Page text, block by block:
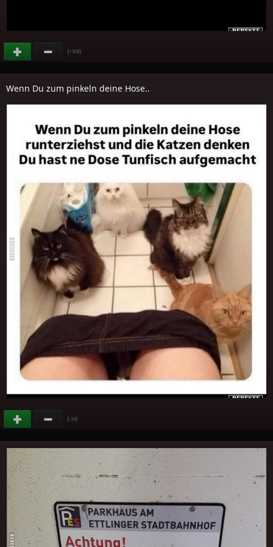
(+108)
Wenn Du zum pinkeln deine Hose..
(-14)